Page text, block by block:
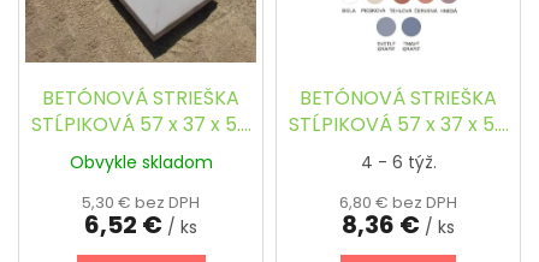
p
o
BETÓNOVÁ STRIEŠKA
STĹPIKOVÁ 57 x 37 x 5.3
cm - OBDĹŽNIKOVÁ,
ŠIKMÁ
Obvykle skladom
5,30 € bez DPH
6,52 € / ks
BETÓNOVÁ STRIEŠKA
STĹPIKOVÁ 57 x 37 x 5.3
cm - OBDĹŽNIKOVÁ,
ŠIKMÁ, FAREBNÁ
4 - 6 týž.
6,80 € bez DPH
8,36 € / ks